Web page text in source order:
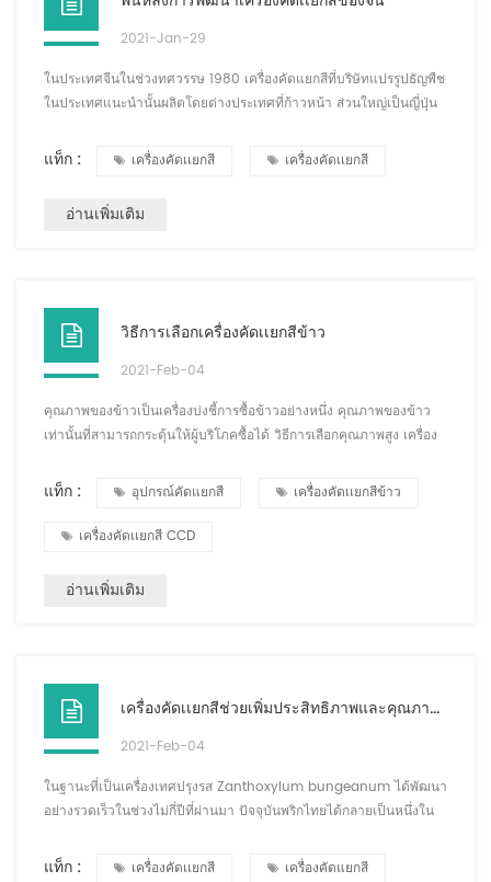
2021-Jan-29
ในประเทศจีนในช่วงทศวรรษ 1980 เครื่องคัดแยกสีที่บริษัทแปรรูปธัญพืช
ในประเทศแนะนำนั้นผลิตโดยต่างประเทศที่ก้าวหน้า ส่วนใหญ่เป็นญี่ปุ่น
เหล่านี้ยังคงใช้งานอยู่ในปัจจุบัน และส่วนใหญ่ได้เปลี่ยนเครื่องคัดเเยกสี
ก้าวหน้ามากนักเมื่อเทียบกับปัจจุบัน และอุปกรณ์ที่เปิดตัวในขณะนั้น เป็น
ผลิตภัณฑ...
แท็ก : เครื่องคัดเเยกสี เครื่องคัดเเยกสี
อ่านเพิ่มเติม
วิธีการเลือกเครื่องคัดเเยกสีข้าว
2021-Feb-04
คุณภาพของข้าวเป็นเครื่องบ่งชี้การซื้อข้าวอย่างหนึ่ง คุณภาพของข้าว
เท่านั้นที่สามารถกระตุ้นให้ผู้บริโภคซื้อได้ วิธีการเลือกคุณภาพสูง เครื่อง
ประจำวันของการแปรรูปข้าวของบริษัท ภายใต้สถานการณ์ปกติ ความ
สามารถในการประมวลผลของแต่ละช่องสัญญาณคือ กก./ชม. หากใช้
เครื่องคัดเเยกสีขนาดเล็ก กำลังการผลิตรายวันจะอยู่ที่ประมาณ 10 ตัน
แท็ก : อุปกรณ์คัดแยกสี เครื่องคัดเเยกสีข้าว
เครื่องคัดเเยกสี CCD
อ่านเพิ่มเติม
เครื่องคัดเเยกสีช่วยเพิ่มประสิทธิภาพและคุณภาพของการคัดแยกพริกไทย
2021-Feb-04
ในฐานะที่เป็นเครื่องเทศปรุงรส Zanthoxylum bungeanum ได้พัฒนา
อย่างรวดเร็วในช่วงไม่กี่ปีที่ผ่านมา ปัจจุบันพริกไทยได้กลายเป็นหนึ่งใน
Zanthoxylum bungeanum ปรับปรุงคุณภาพและประสิทธิภาพของ
แท็ก : เครื่องคัดเเยกสี เครื่องคัดแยกสี